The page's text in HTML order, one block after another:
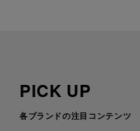
PICK UP
各ブランドの注目コンテンツ